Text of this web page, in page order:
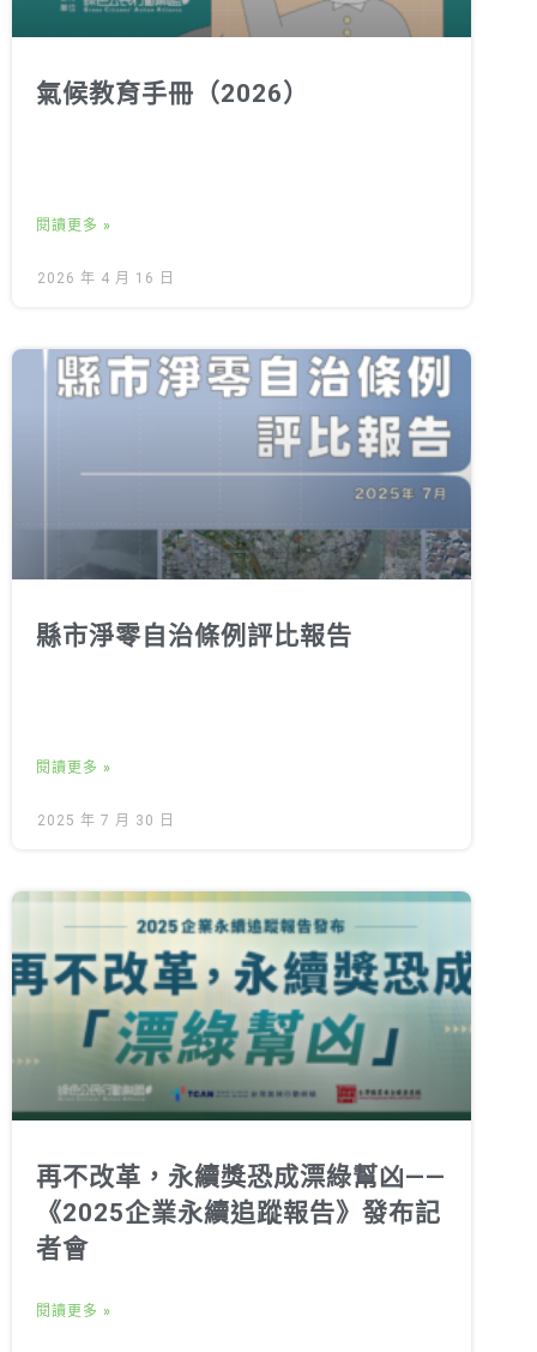
氣候教育手冊（2026）
閱讀更多 »
2026 年 4 月 16 日
縣市淨零自治條例評比報告
閱讀更多 »
2025 年 7 月 30 日
再不改革，永續獎恐成漂綠幫凶——
《2025企業永續追蹤報告》發布記
者會
閱讀更多 »